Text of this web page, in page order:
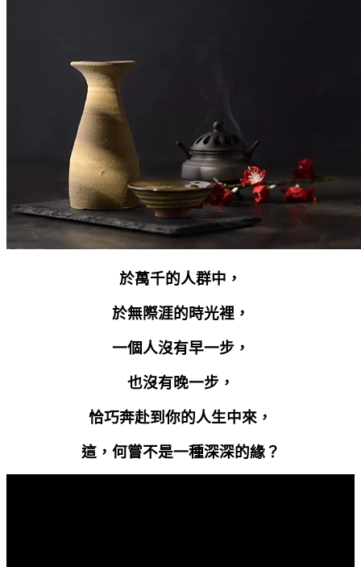
於萬千的人群中，
於無際涯的時光裡，
一個人沒有早一步，
也沒有晚一步，
恰巧奔赴到你的人生中來，
這，何嘗不是一種深深的緣？